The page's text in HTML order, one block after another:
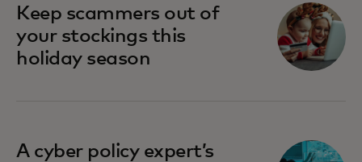
Keep scammers out of
your stockings this
holiday season
A cyber policy expert’s